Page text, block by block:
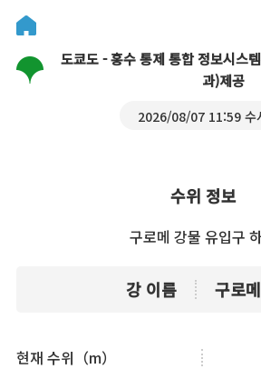
도쿄도 - 홍수 통제 통합 정보시스
과)제공
2026/08/07 11:59 수
수위 정보
구로메 강물 유입구
강 이름 구로
현재 수위（m）